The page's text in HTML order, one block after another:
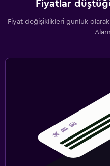
Fiyatlar
Fiyat değişiklikleri günlük